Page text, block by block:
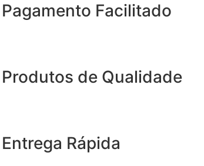
Pagamento Facilitado
Produtos de Qualidade
Entrega Rápida